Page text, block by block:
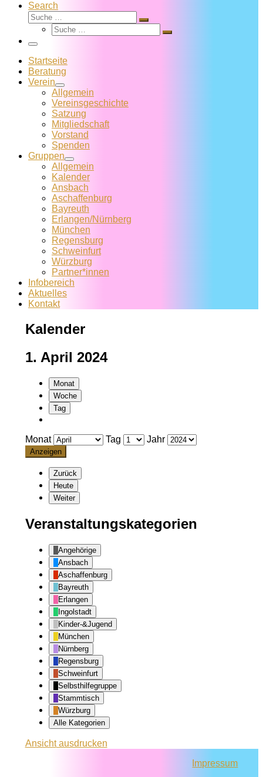
Search
Suche
Suche
Suche
Suche
Menü
Startseite
Beratung
Verein
Allgemein
Vereins­geschichte
Satzung
Mitglied­schaft
Vorstand
Spenden
Gruppen
Allgemein
Kalender
Ansbach
Aschaffenburg
Bayreuth
Erlangen/Nürnberg
München
Regensburg
Schweinfurt
Würzburg
Partner*innen
Infobereich
Aktuelles
Kontakt
Kalender
1. April 2024
Monat
Woche
Tag
Monat Tag Jahr
Zurück
Heute
Weiter
Veranstaltungskategorien
Angehörige
Ansbach
Aschaffenburg
Bayreuth
Erlangen
Ingolstadt
Kinder-&Jugend
München
Nürnberg
Regensburg
Schweinfurt
Selbsthilfegruppe
Stammtisch
Würzburg
Alle Kategorien
Ansichtausdrucken
Impressum